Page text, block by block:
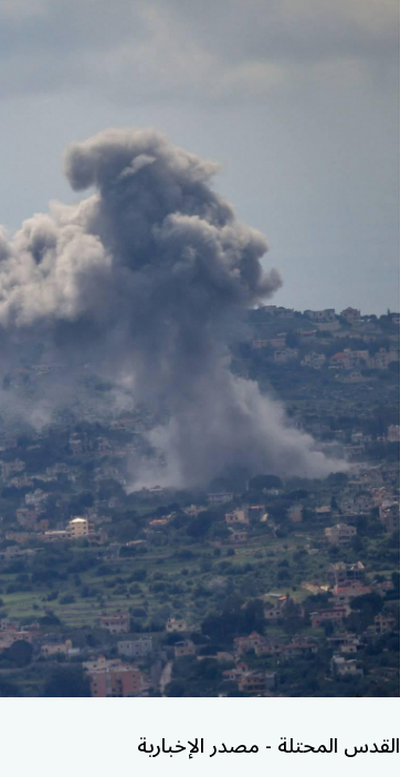
القدس المحتلة - مصدر الإخبارية